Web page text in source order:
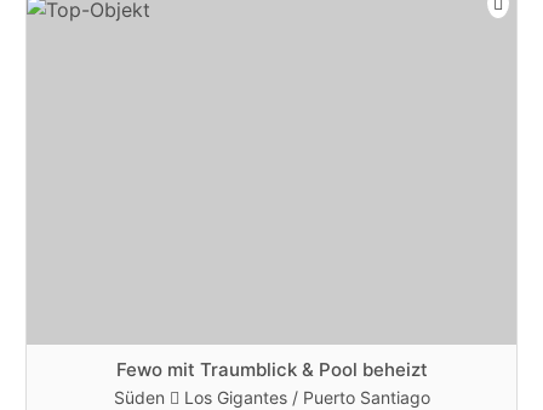
Fewo mit Traumblick & Pool beheizt
Süden
Los Gigantes / Puerto Santiago